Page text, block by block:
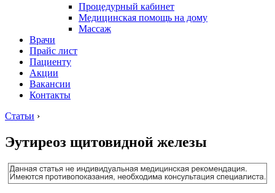
Процедурный кабинет
Медицинская помощь на дому
Массаж
Врачи
Прайс лист
Пациенту
Акции
Вакансии
Контакты
Статьи ›
Эутиреоз щитовидной железы